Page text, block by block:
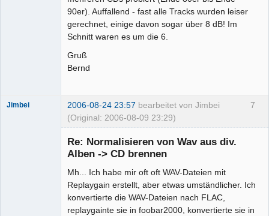
90er). Auffallend - fast alle Tracks wurden leiser
gerechnet, einige davon sogar über 8 dB! Im
Schnitt waren es um die 6.
Gruß
Bernd
7
Jimbei 2006-08-24 23:57 bearbeitet von Jimbei
(Original: 2006-08-09 23:29)
Re: Normalisieren von Wav aus div.
Alben -> CD brennen
Mh... Ich habe mir oft oft WAV-Dateien mit
Replaygain erstellt, aber etwas umständlicher. Ich
konvertierte die WAV-Dateien nach FLAC,
replaygainte sie in foobar2000, konvertierte sie in